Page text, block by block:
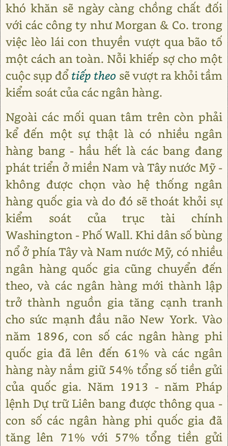
khó khăn sẽ ngày càng chồng chất đối
với các công ty như Morgan & Co. trong
việc lèo lái con thuyền vượt qua bão tố
một cách an toàn. Nỗi khiếp sợ cho một
cuộc sụp đổ tiếp theo sẽ vượt ra khỏi tầm
kiểm soát của các ngân hàng.
Ngoài các mối quan tâm trên còn phải
kể đến một sự thật là có nhiều ngân
hàng bang - hầu hết là các bang đang
phát triển ở miền Nam và Tây nước Mỹ -
không được chọn vào hệ thống ngân
hàng quốc gia và do đó sẽ thoát khỏi sự
kiểm soát của trục tài chính
Washington - Phố Wall. Khi dân số bùng
nổ ở phía Tây và Nam nước Mỹ, có nhiều
ngân hàng quốc gia cũng chuyển đến
theo, và các ngân hàng mới thành lập
trở thành nguồn gia tăng cạnh tranh
cho sức mạnh đầu não New York. Vào
năm 1896, con số các ngân hàng phi
quốc gia đã lên đến 61% và các ngân
hàng này nắm giữ 54% tổng số tiền gửi
của quốc gia. Năm 1913 - năm Pháp
lệnh Dự trữ Liên bang được thông qua -
con số các ngân hàng phi quốc gia đã
tăng lên 71% với 57% tổng tiền gửi